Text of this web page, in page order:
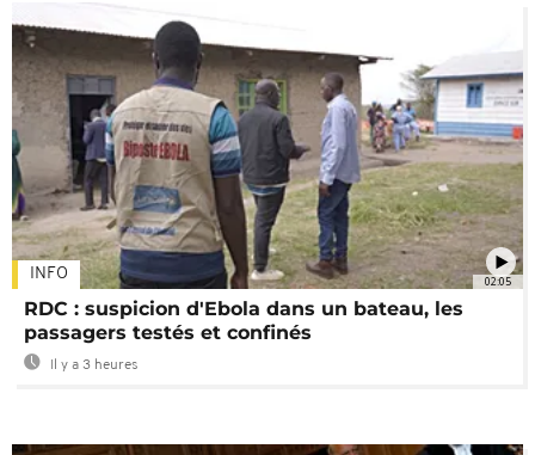
02:05
INFO
RDC : suspicion d'Ebola dans un bateau, les
passagers testés et confinés
Il y a 3 heures